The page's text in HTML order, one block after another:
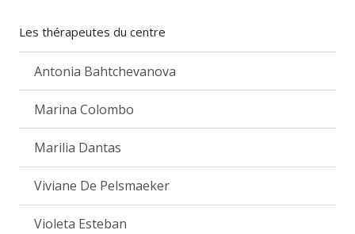
Les thérapeutes du centre
Antonia Bahtchevanova
Marina Colombo
Marilia Dantas
Viviane De Pelsmaeker
Violeta Esteban